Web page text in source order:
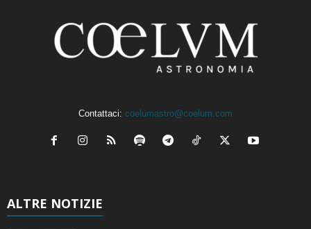
Contattaci: coelumastro@coelum.com
ALTRE NOTIZIE